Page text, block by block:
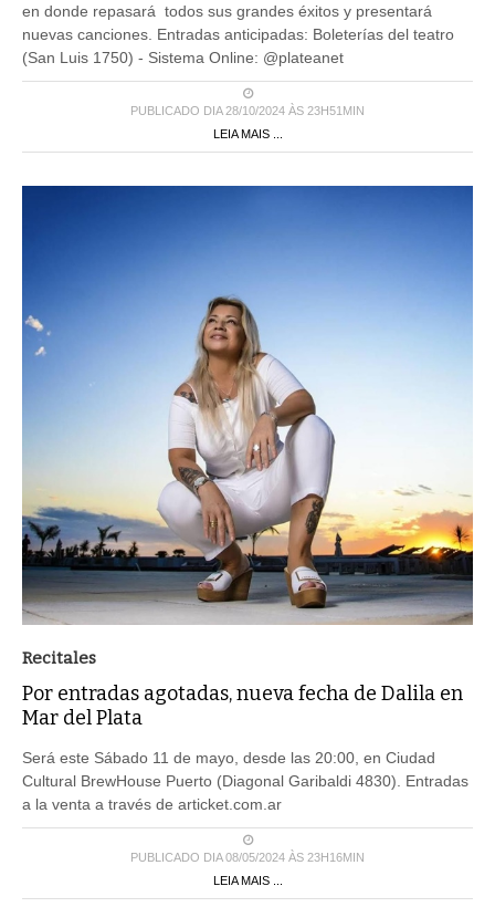
en donde repasará todos sus grandes éxitos y presentará
nuevas canciones. Entradas anticipadas: Boleterías del teatro
(San Luis 1750) - Sistema Online: @plateanet
PUBLICADO DIA 28/10/2024 ÀS 23H51MIN
LEIA MAIS ...
Recitales
Por entradas agotadas, nueva fecha de Dalila en
Mar del Plata
Será este Sábado 11 de mayo, desde las 20:00, en Ciudad
Cultural BrewHouse Puerto (Diagonal Garibaldi 4830). Entradas
a la venta a través de articket.com.ar
PUBLICADO DIA 08/05/2024 ÀS 23H16MIN
LEIA MAIS ...